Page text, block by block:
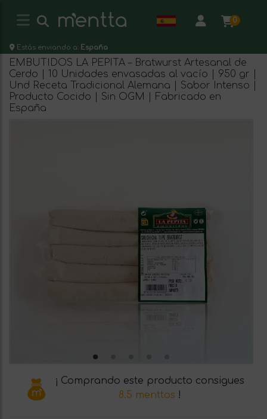
0
Estás enviando a: España
EMBUTIDOS LA PEPITA – Bratwurst Artesanal de
Cerdo | 10 Unidades envasadas al vacío | 950 gr |
Und Receta Tradicional Alemana | Sabor Intenso |
Producto Cocido | Sin OGM | Fabricado en
España
¡ Comprando este producto consigues
8.5 menttos !